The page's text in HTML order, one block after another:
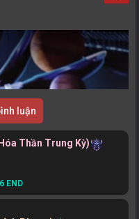
luận
Thần Trung Kỳ)
END